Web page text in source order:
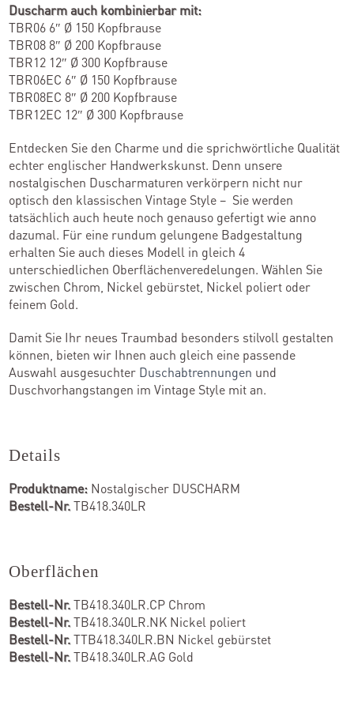
Outlet-Store
Duscharm auch kombinierbar mit:
TBR06 6″ Ø 150 Kopfbrause
TBR08 8″ Ø 200 Kopfbrause
TBR12 12″ Ø 300 Kopfbrause
TBR06EC 6″ Ø 150 Kopfbrause
TBR08EC 8″ Ø 200 Kopfbrause
TBR12EC 12″ Ø 300 Kopfbrause
Entdecken Sie den Charme und die sprichwörtliche Qualität
echter englischer Handwerkskunst. Denn unsere
nostalgischen Duscharmaturen verkörpern nicht nur
optisch den klassischen Vintage Style – Sie werden
tatsächlich auch heute noch genauso gefertigt wie anno
dazumal. Für eine rundum gelungene Badgestaltung
erhalten Sie auch dieses Modell in gleich 4
unterschiedlichen Oberflächenveredelungen. Wählen Sie
zwischen Chrom, Nickel gebürstet, Nickel poliert oder
feinem Gold.
Damit Sie Ihr neues Traumbad besonders stilvoll gestalten
können, bieten wir Ihnen auch gleich eine passende
Auswahl ausgesuchter Duschabtrennungen und
Duschvorhangstangen im Vintage Style mit an.
Details
Produktname: Nostalgischer DUSCHARM
Bestell-Nr.TB418.340LR
Oberflächen
Bestell-Nr.TB418.340LR.CP Chrom
Bestell-Nr.TB418.340LR.NK Nickel poliert
Bestell-Nr.TTB418.340LR.BN Nickel gebürstet
Bestell-Nr.TB418.340LR.AG Gold